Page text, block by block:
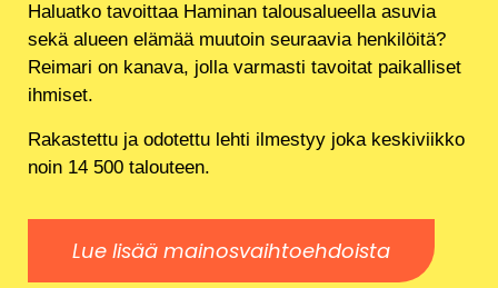
Haluatko tavoittaa Haminan talousalueella asuvia
sekä alueen elämää muutoin seuraavia henkilöitä?
Reimari on kanava, jolla varmasti tavoitat paikalliset
ihmiset.
Rakastettu ja odotettu lehti ilmestyy joka keskiviikko
noin 14 500 talouteen.
Lue lisää mainosvaihtoehdoista